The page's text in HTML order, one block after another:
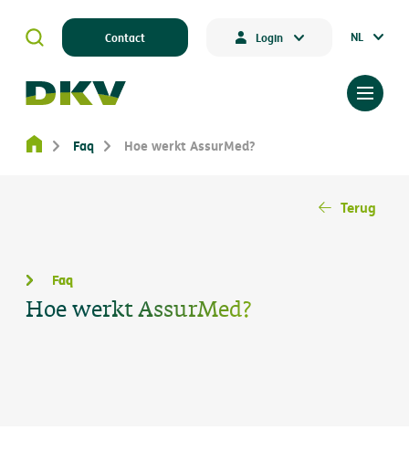
Contact Login NL
Faq
Hoe werkt AssurMed?
Terug
Faq Hoe werkt AssurMed?